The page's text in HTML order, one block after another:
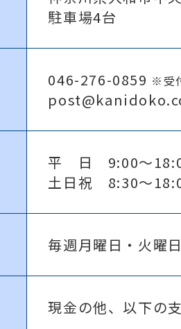
駐車場4台
046-276-0859 ※受
平 日 9:00〜
土日祝 8:30〜
毎週月曜日・火曜
現金の他、以下の